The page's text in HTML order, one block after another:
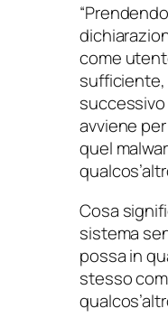
come
sufficiente,
successivo
avviene
quel
Cosa
sistema
possa in
stesso